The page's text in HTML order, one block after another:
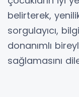
belirterek,
sorgulayıcı,
donanımlı
sağlamasını